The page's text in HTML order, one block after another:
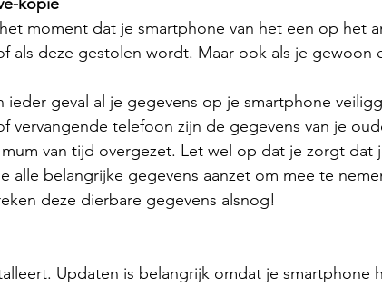
moment dat je smartphone van het een op het
als deze gestolen wordt. Maar ook als je gewoon
ieder geval al je gegevens op je smartphone
vervangende telefoon zijn de gegevens van je
van tijd overgezet. Let wel op dat je zorgt dat
alle belangrijke gegevens aanzet om mee te
deze dierbare gegevens alsnog!
Updaten is belangrijk omdat je smartphone